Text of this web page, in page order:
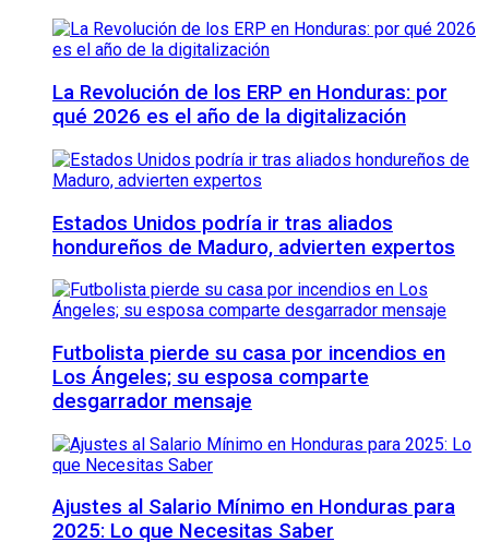
La Revolución de los ERP en Honduras: por
qué 2026 es el año de la digitalización
Estados Unidos podría ir tras aliados
hondureños de Maduro, advierten expertos
Futbolista pierde su casa por incendios en
Los Ángeles; su esposa comparte
desgarrador mensaje
Ajustes al Salario Mínimo en Honduras para
2025: Lo que Necesitas Saber